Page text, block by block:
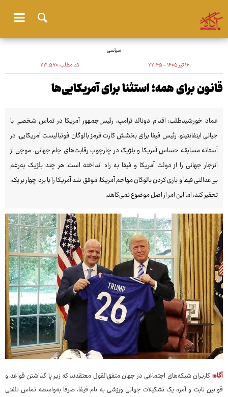
سیاسی
۱۶ تیر ۱۴۰۵ - ۲۲:۴۵ کد مطلب:۲۳٬۵۷۰
قانون برای همه؛ استثنا برای آمریکایی‌ها
عماد خورشیدطلب: اقدام دونالد ترامپ، رئیس‌جمهور آمریکا در تماس شخصی با
جیانی اینفانتینو، رئیس فیفا برای بخشش کارت قرمز بالوگان فوتبالیست آمریکایی، در
آستانه مسابقه حساس آمریکا و بلژیک در چارچوب رقابت‌های جام جهانی، موجی از
انزجار جهانی را از دولت آمریکا و فیفا به راه انداخته است. هر چند بلژیک به‌رغم
بی‌عدالتی فیفا و بازی کردن بالوگان مهاجم آمریکا، موفق شد آمریکا را با برد چهار بر یک،
تحقیر کند، اما این امر از اصل موضوع نمی‌کاهد.
آگاه:کاربران شبکه‌های اجتماعی در جهان متفق‌القول معتقدند که زیر پا گذاشتن قواعد و
قوانین ثابت و آمره یک تشکیلات جهانی ورزشی به نام فیفا، صرفا به‌واسطه تماس تلفنی